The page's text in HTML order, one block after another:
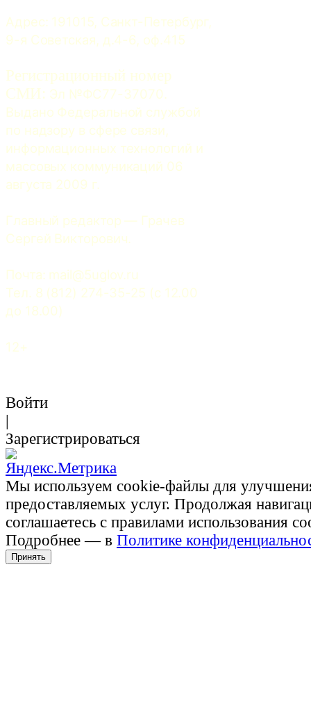
Адрес: 191015, Санкт-Петербург,
9-я Советская, д.4-6, оф.415
Регистрационный номер
СМИ: Эл №ФС77-37070.
Выдано Федеральной службой
по надзору в сфере связи,
информационных технологий и
массовых коммуникаций 06
августа 2009 г.
Главный редактор — Грачев
Сергей Викторович.
Почта: mail@5uglov.ru
Тел. 8 (812) 274-35-25 (c 12.00
до 18.00)
12+
Войти
Зарегистрироваться
Мы используем cookie-файлы для
предоставляемых услуг. Продолжая
соглашаетесь с правилами использования
Подробнее — в Политике
Принять